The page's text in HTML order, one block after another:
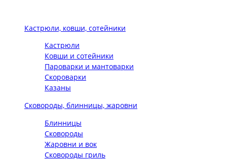
Кастрюли, ковши, сотейники
Кастрюли
Ковши и сотейники
Пароварки и мантоварки
Скороварки
Казаны
Сковороды, блинницы, жаровни
Блинницы
Сковороды
Жаровни и вок
Сковороды гриль